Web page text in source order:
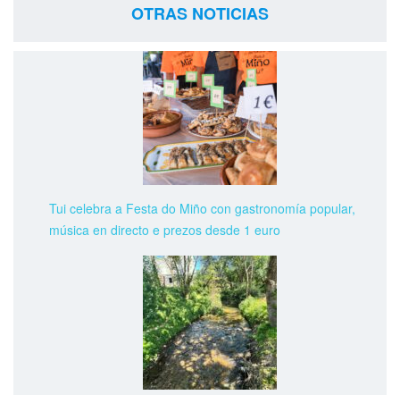
OTRAS NOTICIAS
Tui celebra a Festa do Miño con gastronomía popular,
música en directo e prezos desde 1 euro